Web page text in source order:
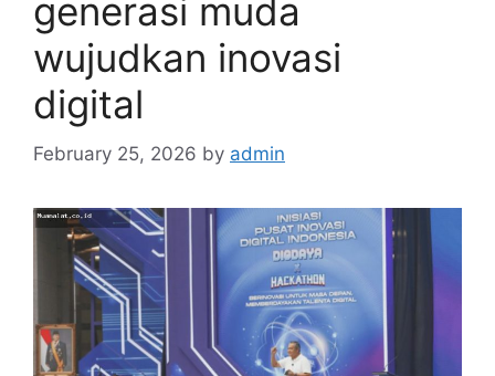
generasi muda
wujudkan inovasi
digital
February 25, 2026 by admin